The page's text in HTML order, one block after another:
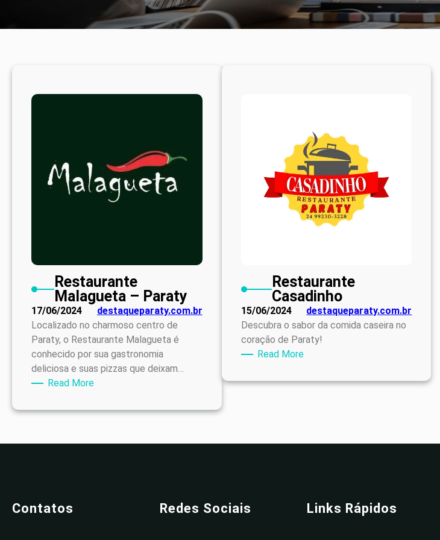
Restaurante
Malagueta – Paraty
17/06/2024
destaqueparaty.com.br
Localizado no charmoso centro de
Paraty, o Restaurante Malagueta é
conhecido por sua gastronomia
deliciosa e suas pizzas que deixam…
Read More:
Malagueta
Restaurante
Casadinho
15/06/2024
destaqueparaty.com.br
Descubra o sabor da comida caseira no
coração de Paraty!
Read More:
Casadinho
Contatos Redes Sociais Links Rápidos